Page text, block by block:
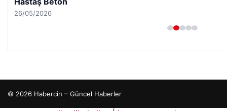
26/05/2026
© 2026 Habercin – Güncel Haberler